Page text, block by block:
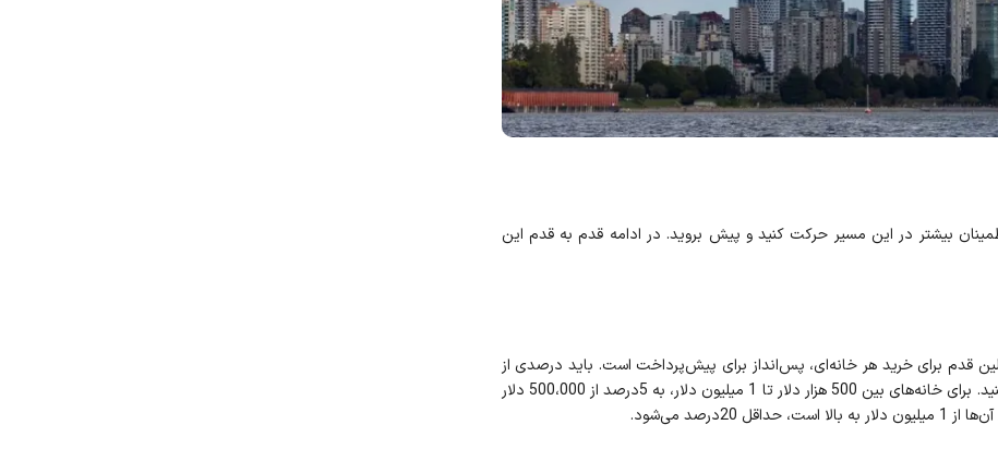
بیشتر در این مسیر حرکت کنید و پیش بروید. در ادامه قدم به قدم این
قدم برای خرید هر خانه‌ای، پس‌انداز برای پیش‌پرداخت است. باید درصدی از
را به عنوان پیش‌پرداخت، به فروشنده پرداخت کنید. برای خانه‌های بین 500 هزار دلار تا 1 میلیون دلار، به 5درصد از 500،000 دلار